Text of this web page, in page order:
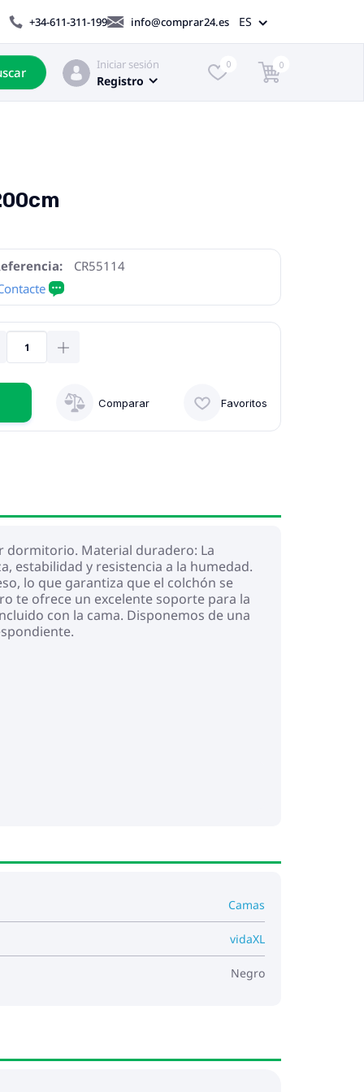
+34-611-311-199 info@comprar24.es ES
Iniciar sesión
Registro
0 0
CR55114
Favoritos
Comparar
dormitorio. Material duradero: La
estabilidad y resistencia a la humedad.
lo que garantiza que el colchón se
te ofrece un excelente soporte para la
con la cama. Disponemos de una
Camas
vidaXL
Negro